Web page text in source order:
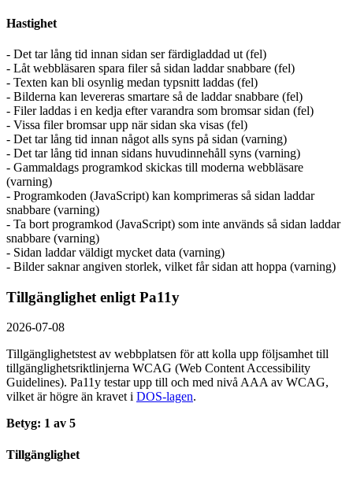
Hastighet
- Det tar lång tid innan sidan ser färdigladdad ut (fel)
- Låt webbläsaren spara filer så sidan laddar snabbare (fel)
- Texten kan bli osynlig medan typsnitt laddas (fel)
- Bilderna kan levereras smartare så de laddar snabbare (fel)
- Filer laddas i en kedja efter varandra som bromsar sidan (fel)
- Vissa filer bromsar upp när sidan ska visas (fel)
- Det tar lång tid innan något alls syns på sidan (varning)
- Det tar lång tid innan sidans huvudinnehåll syns (varning)
- Gammaldags programkod skickas till moderna webbläsare
(varning)
- Programkoden (JavaScript) kan komprimeras så sidan laddar
snabbare (varning)
- Ta bort programkod (JavaScript) som inte används så sidan laddar
snabbare (varning)
- Sidan laddar väldigt mycket data (varning)
- Bilder saknar angiven storlek, vilket får sidan att hoppa (varning)
Tillgänglighet enligt Pa11y
2026-07-08
Tillgänglighetstest av webbplatsen för att kolla upp följsamhet till
tillgänglighets­riktlinjerna WCAG (Web Content Accessibility
Guidelines). Pa11y testar upp till och med nivå AAA av WCAG,
vilket är högre än kravet i DOS-lagen.
Betyg: 1 av 5
Tillgänglighet